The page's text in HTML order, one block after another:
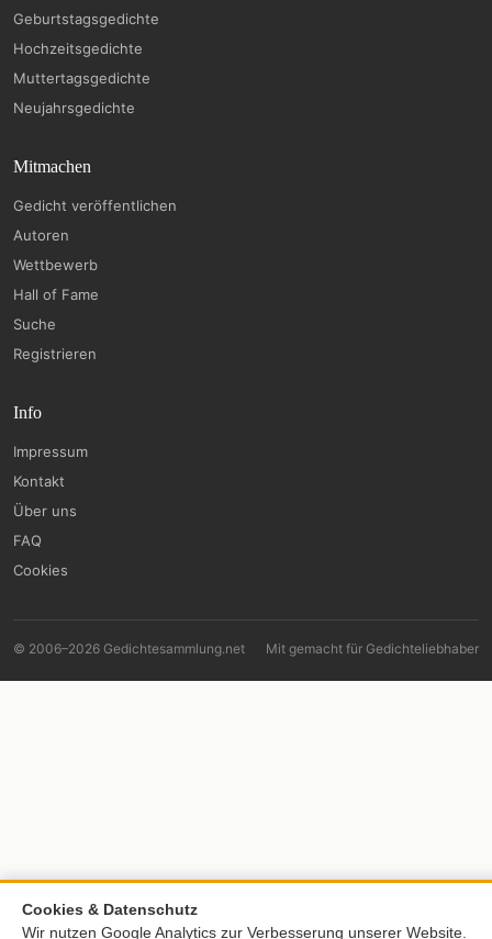
Geburtstagsgedichte
Hochzeitsgedichte
Muttertagsgedichte
Neujahrsgedichte
Mitmachen
Gedicht veröffentlichen
Autoren
Wettbewerb
Hall of Fame
Suche
Registrieren
Info
Impressum
Kontakt
Über uns
FAQ
Cookies
© 2006–2026 Gedichtesammlung.net Mit gemacht für Gedichteliebhaber
Cookies & Datenschutz
Wir nutzen Google Analytics zur Verbesserung unserer Website.